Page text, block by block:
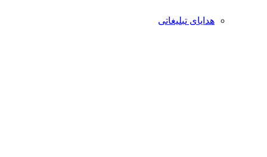
هدایای تبلیغاتی